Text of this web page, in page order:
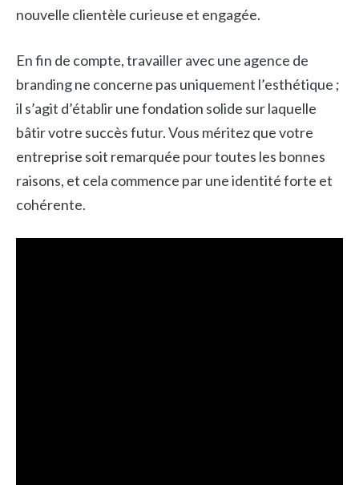
nouvelle clientèle curieuse et engagée.
En fin de compte, travailler avec une agence de
branding ne concerne pas uniquement l’esthétique ;
il s’agit d’établir une fondation solide sur laquelle
bâtir votre succès futur. Vous méritez que votre
entreprise soit remarquée pour toutes les bonnes
raisons, et cela commence par une identité forte et
cohérente.